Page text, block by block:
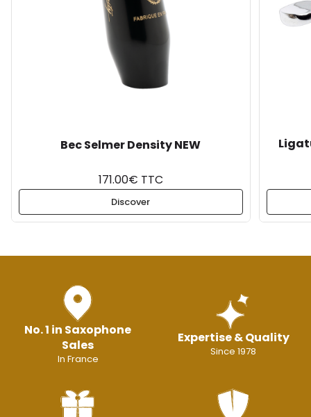
Bec Selmer Density NEW
171.00€ TTC
Discover
No. 1 in Saxophone
Sales
In France
Expertise & Quality
Since 1978